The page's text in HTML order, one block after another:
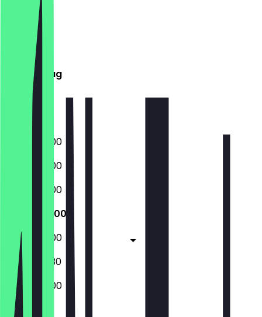
Montag
Dienstag
Mittwoch
Donnerstag
Freitag
Samstag
Sonntag
06:00 - 18:00
06:00 - 18:00
06:00 - 18:00
06:00 - 18:00
06:00 - 18:00
07:00 - 16:30
07:30 - 14:00